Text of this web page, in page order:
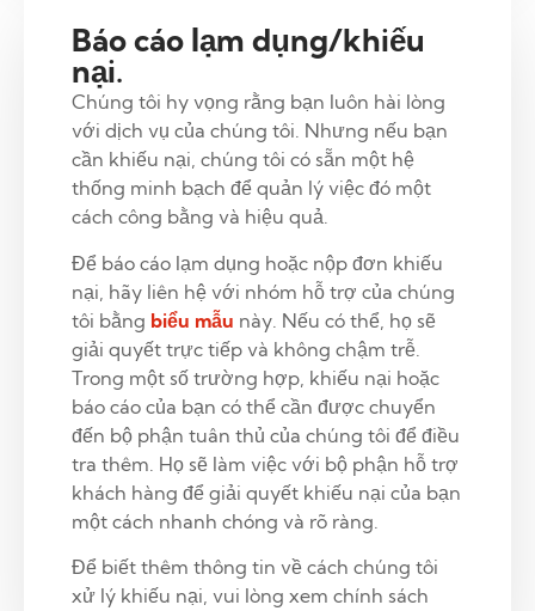
Báo cáo lạm dụng/khiếu
nại.
Chúng tôi hy vọng rằng bạn luôn hài lòng
với dịch vụ của chúng tôi. Nhưng nếu bạn
cần khiếu nại, chúng tôi có sẵn một hệ
thống minh bạch để quản lý việc đó một
cách công bằng và hiệu quả.
Để báo cáo lạm dụng hoặc nộp đơn khiếu
nại, hãy liên hệ với nhóm hỗ trợ của chúng
tôi bằng biểu mẫu này. Nếu có thể, họ sẽ
giải quyết trực tiếp và không chậm trễ.
Trong một số trường hợp, khiếu nại hoặc
báo cáo của bạn có thể cần được chuyển
đến bộ phận tuân thủ của chúng tôi để điều
tra thêm. Họ sẽ làm việc với bộ phận hỗ trợ
khách hàng để giải quyết khiếu nại của bạn
một cách nhanh chóng và rõ ràng.
Để biết thêm thông tin về cách chúng tôi
xử lý khiếu nại, vui lòng xem chính sách